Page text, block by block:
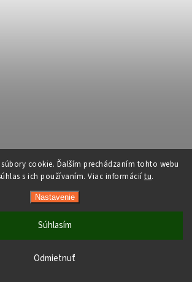
cookie. Ďalším prechádzaním tohto webu
s ich používaním. Viac informácií tu.
Nastavenie
Odmietnuť
Súhlasím
neodporúčame doručenie do ParcelBoxov.
vysoké teploty nemusia byť pri prevzatí v